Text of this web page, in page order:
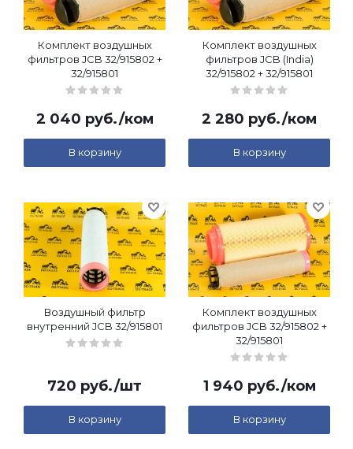
Комплект воздушных
фильтров JCB 32/915802 +
32/915801
2 040 руб./ком
В корзину
Комплект воздушных
фильтров JCB (India)
32/915802 + 32/915801
2 280 руб./ком
В корзину
Воздушный фильтр
внутренний JCB 32/915801
720 руб./шт
В корзину
Комплект воздушных
фильтров JCB 32/915802 +
32/915801
1 940 руб./ком
В корзину